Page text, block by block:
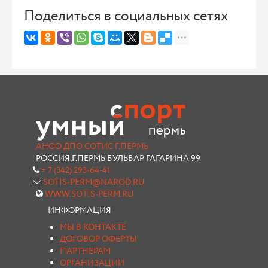
Поделиться в социальных сетях
АНОО ДПО СОТИС Г.ПЕРМЬ
РОССИЯ,Г.ПЕРМЬ БУЛЬВАР ГАГАРИНА 99
+ 7 (342) 293-64-41
SOTIS-PERM@NAROD.RU
WWW.SOTIS-PERM.RU
ИНФОРМАЦИЯ
МЫ В КОНТАКТЕ
ДОГОВОР ОФЕРТЫ
ПАРТНЕРАМ
ОРГАНИЗАЦИИ